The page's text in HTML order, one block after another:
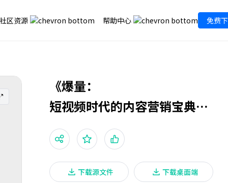
社区资源 帮助中心 免费
《爆量：
短视频时代的内容营销宝典》
（一）
下载源文件 下载桌面端